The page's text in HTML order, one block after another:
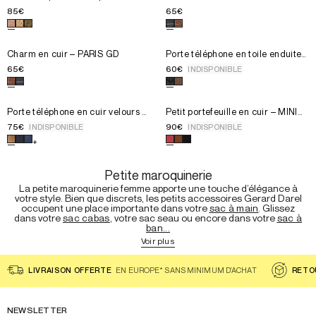
85€
Choisissez une couleur pour le produit
65€
Choisissez une couleur pour
Choisissez la taille pour le produitCharm en cuir – PARIS GD
U
Charm en cuir – PARIS GD
65€
Choisissez une couleur pour le produit
Choisissez la taille pour le
U
Porte téléphone en toile enduite
LADYPHONE
60€ INDISPONIBLE
Choisissez une couleur pour
Choisissez la taille pour le produitPorte téléphone en cuir
U
Porte téléphone en cuir velours -
75€ INDISPONIBLE
Choisissez une couleur pour le produit
+
Choisissez la taille pour le
U
Petit portefeuille en cuir – MINI
90€ INDISPONIBLE
Choisissez une couleur pour
Petite maroquinerie
La petite maroquinerie femme apporte une touche d’élégance à
votre style. Bien que discrets, les petits accessoires Gerard Darel
occupent une place importante dans votresac à main . Glissez
dans votresac cabas , votresac seau ou encore dans votresac à
ban...
Voir plus
LIVRAISON OFFERTE EN EUROPE* SANS MINIMUM D'ACHAT
NEWSLETTER